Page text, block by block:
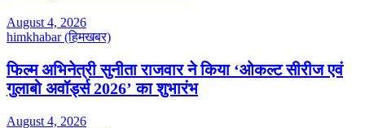
August 4, 2026
himkhabar (हिमखबर)
फिल्म अभिनेत्री सुनीता राजवार ने किया ‘ओकल्ट सीरीज एवं
गुलाबो अवॉर्ड्स 2026’ का शुभारंभ
August 4, 2026